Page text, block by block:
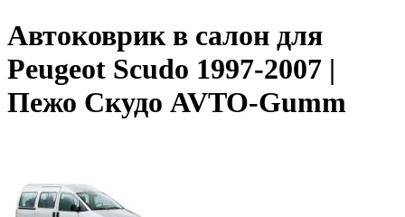
Автоковрик в салон для
Peugeot Scudo 1997-2007 |
Пежо Скудо AVTO-Gumm